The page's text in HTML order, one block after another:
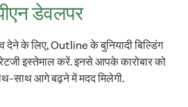
डेवलपर
देने के लिए, Outline के बुनियादी बिल्डिंग
इस्तेमाल करें. इनसे आपके कारोबार को
साथ आगे बढ़ने में मदद मिलेगी.